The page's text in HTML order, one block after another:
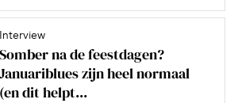
Interview
Somber na de feestdagen?
Januariblues zijn heel normaal
(en dit helpt...